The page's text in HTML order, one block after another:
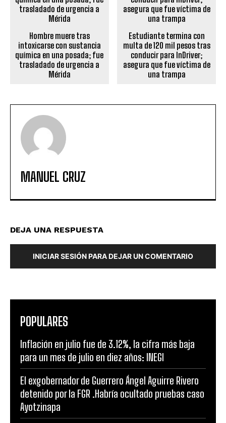
Hombre muere tras
intoxicarse con sustancia
química en una posada; fue
trasladado de urgencia a
Mérida
Estudiante termina con
multa de 120 mil pesos tras
conducir para InDriver;
asegura que fue víctima de
una trampa
MANUEL CRUZ
DEJA UNA RESPUESTA
INICIAR SESIÓN PARA DEJAR UN COMENTARIO
POPULARES
Inflación en julio fue de 3.12%, la cifra más baja
para un mes de julio en diez años: INEGI
El exgobernador de Guerrero Ángel Aguirre Rivero
detenido por la FGR .Habría ocultado pruebas caso
Ayotzinapa